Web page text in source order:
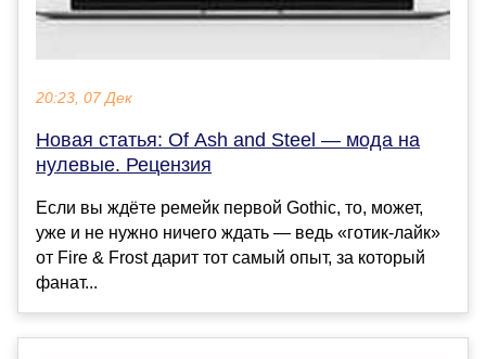
20:23, 07 Дек
Новая статья: Of Ash and Steel — мода на
нулевые. Рецензия
Если вы ждёте ремейк первой Gothic, то, может,
уже и не нужно ничего ждать — ведь «готик-лайк»
от Fire & Frost дарит тот самый опыт, за который
фанат...